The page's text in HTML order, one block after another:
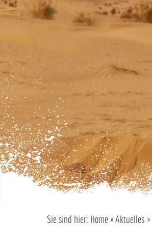
Sie sind hier: Home »Aktuelles »